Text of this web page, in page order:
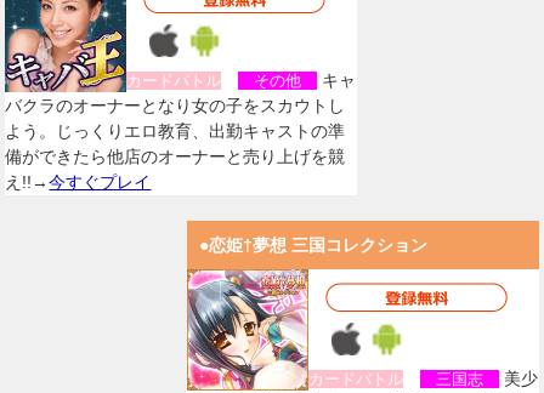
カードバトル その他
キャ
バクラのオーナーとなり女の子をスカウトし
よう。じっくりエロ教育、出勤キャストの準
備ができたら他店のオーナーと売り上げを競
え!!→今すぐプレイ
●恋姫†夢想 三国コレクション
カードバトル 三国志
美少